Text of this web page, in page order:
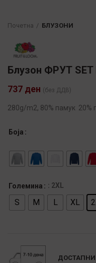
Почетна БЛУЗОНИ
Блузон ФРУТ SET
737 ден (без ДДВ)
280g/m2, 80% памук 20%
Боја
Големина : 2XL
S M L XL
ДОСТАПНИ